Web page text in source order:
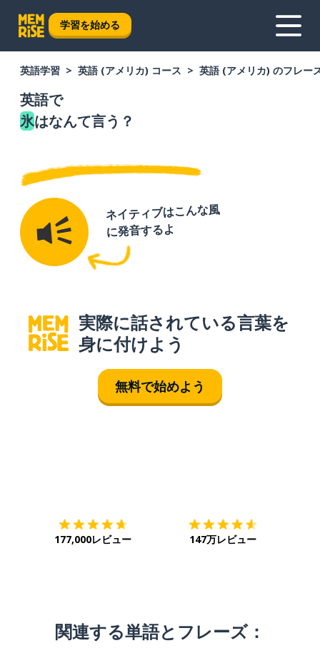
学習を始める
英語学習 英語 (アメリカ) コース 英語 (アメリカ) のフレー
英語で
氷はなんて言う？
ネイティブはこんな風
に発音するよ
実際に話されている言葉を
身に付けよう
無料で始めよう
177,000レビュー 147万レビュー
関連する単語とフレーズ：